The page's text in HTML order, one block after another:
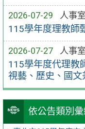
2026-07-29 人事室
115學年度理教師
2026-07-27 人事室
115學年度代理教
視藝、歷史、國文
依公告類別